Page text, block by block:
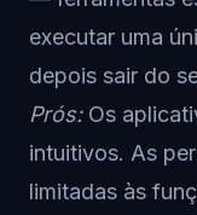
executar uma
depois sair do
Prós:Os
intuitivos. As
limitadas às